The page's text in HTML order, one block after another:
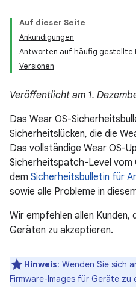
Auf dieser Seite
Ankündigungen
Antworten auf häufig gestellte
Versionen
Veröffentlicht am 1.
Das Wear OS-
Sicherheitslücken, die die
Das vollständige Wear OS-
Sicherheitspatch-Level vom
dem Sicherheitsbulletin für
sowie alle Probleme in
Wir empfehlen allen Kunden,
Geräten zu akzeptieren.
Hinweis: Wenden Sie sich
Firmware-Images für Geräte zu